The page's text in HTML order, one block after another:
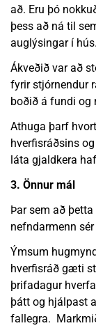
að. Eru þó
þess að ná til
auglýsingar í hús.
Ákveðið var að
fyrir stjórnendur
boðið á fundi
Athuga þarf
hverfisráðsins
láta gjaldkera
3. Önnur mál
Þar sem að
nefndarmenn
Ýmsum
hverfisráð gæti
þrifadagur
þátt og hjálpast
fallegra.